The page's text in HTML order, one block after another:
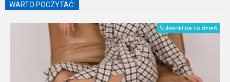
WARTO POCZYTAĆ:
Sukienki na co dzień